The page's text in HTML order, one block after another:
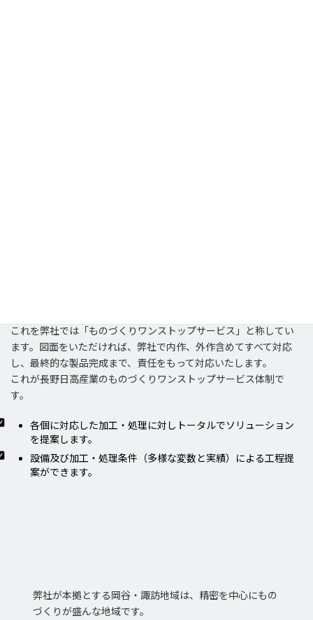
これを弊社では「ものづくりワンストップサービス」と称してい
ます。図面をいただければ、弊社で内作、外作含めてすべて対応
し、最終的な製品完成まで、責任をもって対応いたします。
これが長野日高産業のものづくりワンストップサービス体制で
す。
各個に対応した加工・処理に対しトータルでソリューション
を提案します。
設備及び加工・処理条件（多様な変数と実績）による工程提
案ができます。
弊社が本拠とする岡谷・諏訪地域は、精密を中心にもの
づくりが盛んな地域です。